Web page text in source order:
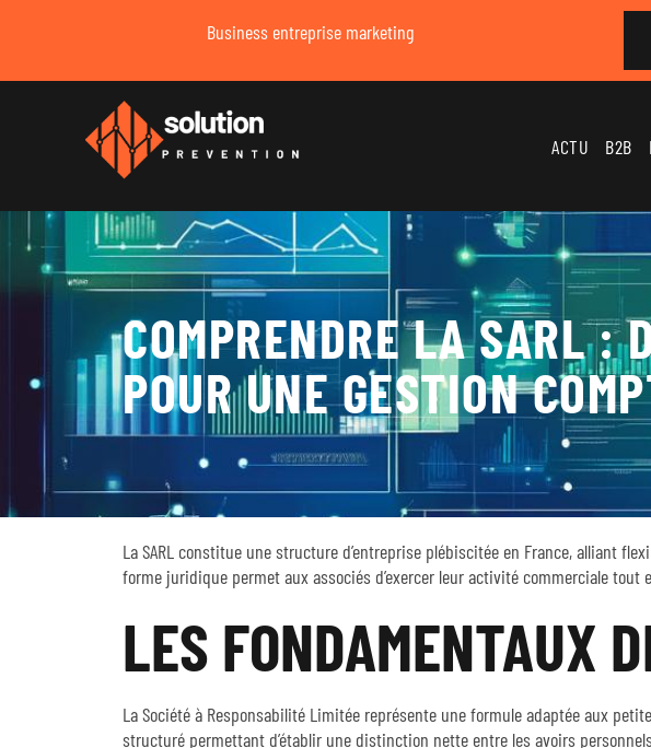
Business entreprise marketing
ACTU B2B
COMPRENDRE LA SARL :
POUR UNE GESTION
La SARL constitue une structure d’entreprise plébiscitée en France, alliant
forme juridique permet aux associés d’exercer leur activité commerciale tout
LES FONDAMENTAUX
La Société à Responsabilité Limitée représente une formule adaptée aux
structuré permettant d’établir une distinction nette entre les avoirs